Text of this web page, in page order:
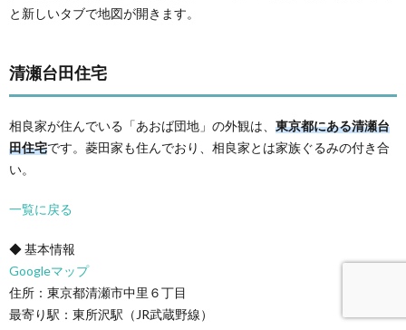
と新しいタブで地図が開きます。
清瀬台田住宅
相良家が住んでいる「あおば団地」の外観は、 東京都にある清瀬台
田住宅です。菱田家も住んでおり、相良家とは家族ぐるみの付き合
い。
一覧に戻る
◆ 基本情報
Googleマップ
住所：東京都清瀬市中里６丁目
最寄り駅：東所沢駅（JR武蔵野線）